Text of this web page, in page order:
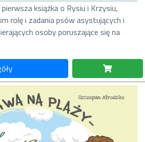
książka o Rysiu i Krzysiu,
rolę i zadania psów asystujących i
osoby poruszające się na